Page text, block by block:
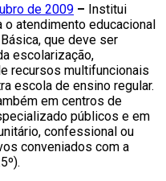
de 2009 – Institui
atendimento educacional
que deve ser
escolarização,
recursos multifuncionais
escola de ensino regular.
em centros de
públicos e em
confessional ou
conveniados com a